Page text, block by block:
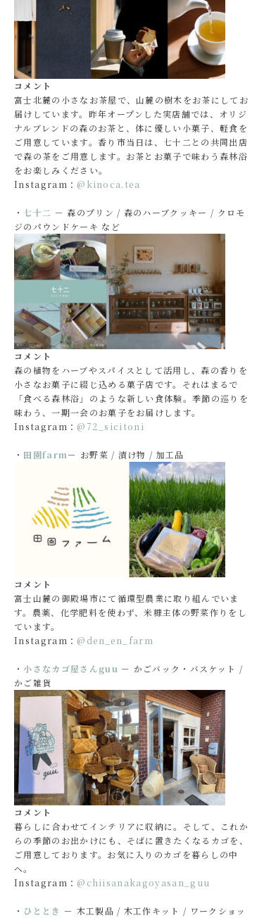
コメント
富士北麓の小さなお茶屋で、山麓の樹木をお茶にしてお
届けしています。昨年オープンした実店舗では、オリジ
ナルブレンドの森のお茶と、体に優しい小菓子、軽食を
ご用意しています。香り市当日は、七十二との共同出店
で森の茶をご用意します。お茶とお菓子で味わう森林浴
をお楽しみください。
Instagram： @kinoca.tea
・ 七十二 － 森のプリン / 森のハーブクッキー / クロモ
ジのパウンドケーキ など
コメント
森の植物をハーブやスパイスとして活用し、森の香りを
小さなお菓子に綴じ込める菓子店です。それはまるで
「食べる森林浴」のような新しい食体験。季節の巡りを
味わう、一期一会のお菓子をお届けします。
Instagram： @72_sicitoni
・ 田園farm－ お野菜 / 漬け物 / 加工品
コメント
富士山麓の御殿場市にて循環型農業に取り組んでいま
す。農薬、化学肥料を使わず、米糠主体の野菜作りをし
ています。
Instagram： @den_en_farm
・ 小さなカゴ屋さんguu － かごバック・バスケット /
かご雑貨
コメント
暮らしに合わせてインテリアに収納に。そして、これか
らの季節のお出かけにも、そばに置きたくなるカゴを、
ご用意しております。お気に入りのカゴを暮らしの中
へ。
Instagram： @chiisanakagoyasan_guu
・ ひととき － 木工製品 / 木工作キット / ワークショッ